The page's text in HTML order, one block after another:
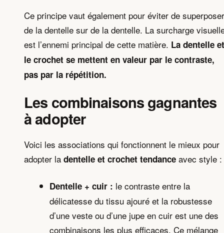
Ce principe vaut également pour éviter de superposer
de la dentelle sur de la dentelle. La surcharge
est l’ennemi principal de cette matière. La dentelle et
le crochet se mettent en valeur par le contraste,
pas par la répétition.
Les combinaisons gagnantes
à adopter
Voici les associations qui fonctionnent le mieux pour
adopter la dentelle et crochet tendance avec style :
Dentelle + cuir : le contraste entre la
délicatesse du tissu ajouré et la robustesse
d’une veste ou d’une jupe en cuir est une des
combinaisons les plus efficaces. Ce mélange